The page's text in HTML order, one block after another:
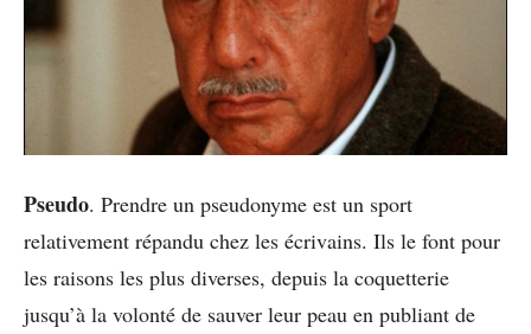
Pseudo. Prendre un pseudonyme est un sport
relativement répandu chez les écrivains. Ils le font pour
les raisons les plus diverses, depuis la coquetterie
jusqu’à la volonté de sauver leur peau en publiant de